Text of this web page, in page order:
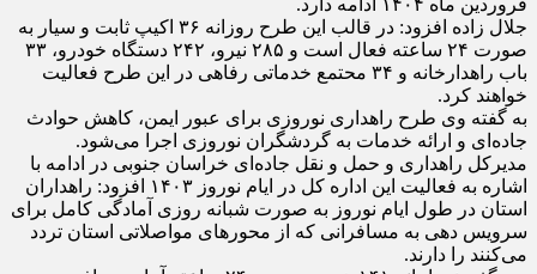
جلال زاده افزود: در قالب این طرح روزانه ۳۶ اکیپ ثابت و سیار به
صورت ۲۴ ساعته فعال است و ۲۸۵ نیرو، ۲۴۲ دستگاه خودرو، ۳۳
باب راهدارخانه و ۳۴ محتمع خدماتی رفاهی در این طرح فعالیت
خواهند کرد.
به گفته وی طرح راهداری نوروزی برای عبور ایمن، کاهش حوادث
جاده‌ای و ارائه خدمات به گردشگران نوروزی اجرا می‌شود.
مدیرکل راهداری و حمل و نقل جاده‌ای خراسان جنوبی در ادامه با
اشاره به فعالیت این اداره کل در ایام نوروز ۱۴۰۳ افزود: راهداران
استان در طول ایام نوروز به صورت شبانه روزی آمادگی کامل برای
سرویس دهی به مسافرانی که از محور‌های مواصلاتی استان تردد
می‌کنند را دارند.